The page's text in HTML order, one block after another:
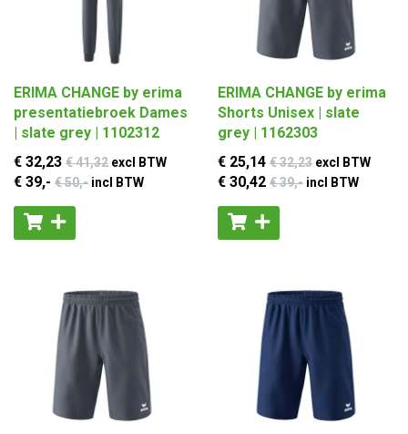
ERIMA CHANGE by erima
presentatiebroek Dames
| slate grey | 1102312
€ 32,23 € 41,32 excl BTW
€ 39,- € 50,- incl BTW
ERIMA CHANGE by erima
Shorts Unisex | slate
grey | 1162303
€ 25,14 € 32,23 excl BTW
€ 30,42 € 39,- incl BTW